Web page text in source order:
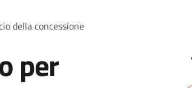
della concessione
per